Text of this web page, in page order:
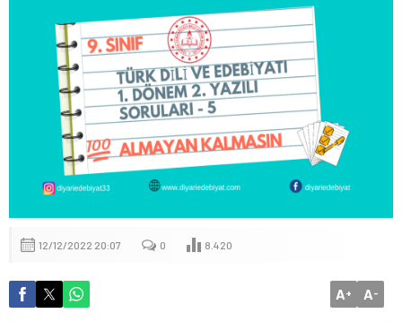
12/12/2022 20:07 0 8.420
A+ A-